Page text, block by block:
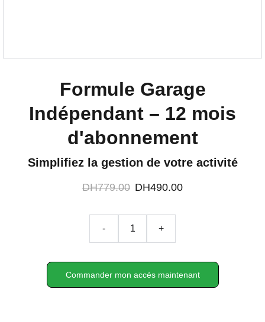
Formule Garage
Indépendant – 12 mois
d'abonnement
Simplifiez la gestion de votre activité
DH779.00 DH490.00
- +
Commander mon accès maintenant